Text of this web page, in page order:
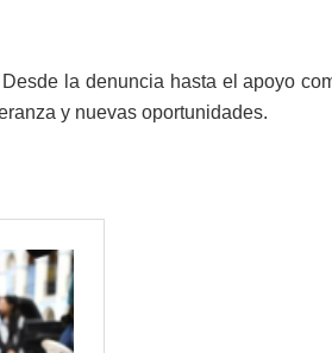
la denuncia hasta el apoyo
y nuevas oportunidades.